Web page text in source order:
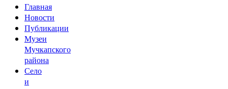
Главная
Новости
Публикации
Музеи
Мучкапского
района
Село
и